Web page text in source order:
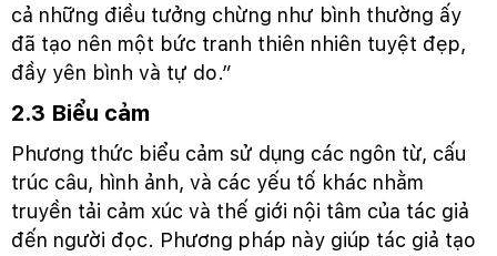
cả những điều tưởng chừng như bình thường ấy
đã tạo nên một bức tranh thiên nhiên tuyệt đẹp,
đầy yên bình và tự do.”
2.3 Biểu cảm
Phương thức biểu cảm sử dụng các ngôn từ, cấu
trúc câu, hình ảnh, và các yếu tố khác nhằm
truyền tải cảm xúc và thế giới nội tâm của tác giả
đến người đọc. Phương pháp này giúp tác giả tạo